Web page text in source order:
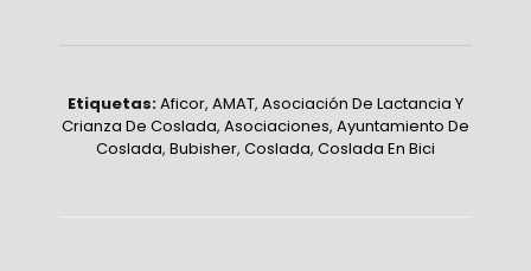
Etiquetas:Aficor, AMAT, Asociación De Lactancia Y
Crianza De Coslada, Asociaciones, Ayuntamiento De
Coslada, Bubisher, Coslada, Coslada En Bici